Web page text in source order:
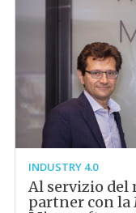
INDUSTRY 4.0
Al servizio
partner con